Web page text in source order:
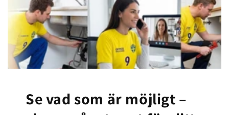
Se vad som är möjligt –